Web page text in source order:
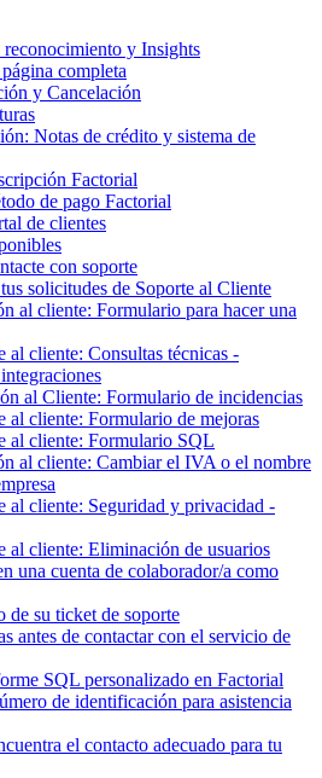
y Insights
completa
y Cancelación
Notas de crédito y sistema de
Factorial
de pago Factorial
de clientes
con soporte
solicitudes de Soporte al Cliente
al cliente: Formulario para hacer una
al cliente: Consultas técnicas -
al Cliente: Formulario de incidencias
al cliente: Formulario de mejoras
al cliente: Formulario SQL
al cliente: Cambiar el IVA o el nombre
al cliente: Seguridad y privacidad -
al cliente: Eliminación de usuarios
una cuenta de colaborador/a como
de su ticket de soporte
antes de contactar con el servicio de
SQL personalizado en Factorial
de identificación para asistencia
el contacto adecuado para tu